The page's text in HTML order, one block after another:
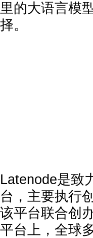
里的大语言模
择。
Latenode是致
台，主要执行
该平台联合创
平台上，全球